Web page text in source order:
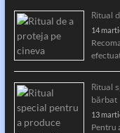
Ritual
14
Ritual
bărbat
13
Pentru